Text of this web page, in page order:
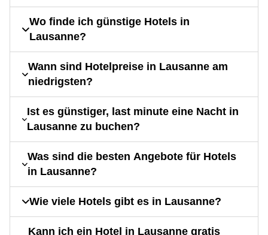
Wo finde ich günstige Hotels in
Lausanne?
Wann sind Hotelpreise in Lausanne am
niedrigsten?
Ist es günstiger, last minute eine Nacht in
Lausanne zu buchen?
Was sind die besten Angebote für Hotels
in Lausanne?
Wie viele Hotels gibt es in Lausanne?
Kann ich ein Hotel in Lausanne gratis